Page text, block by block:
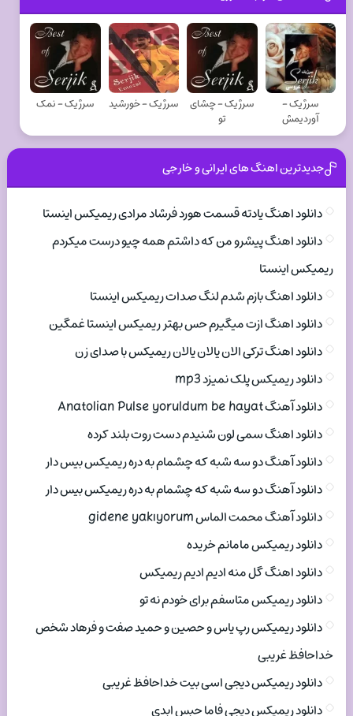
سرژیک -
آوردیمش
سرژیک - چشای
تو
سرژیک - خورشید سرژیک - نمک
جدیدترین اهنگ های ایرانی و خارجی
دانلود اهنگ یادته قسمت هورد فرشاد مرادی ریمیکس اینستا
دانلود اهنگ پیشرو من که داشتم همه چیو درست میکردم
ریمیکس اینستا
دانلود اهنگ بازم شدم لنگ صدات ریمیکس اینستا
دانلود اهنگ ازت میگیرم حس بهتر ریمیکس اینستا غمگین
دانلود اهنگ ترکی الان یالان یالان ریمیکس با صدای زن
دانلود ریمیکس پلک نمیزد mp3
دانلود آهنگ Anatolian Pulse yoruldum be hayat
دانلود اهنگ سمی لون شنیدم دست روت بلند کرده
دانلود آهنگ دو سه شبه که چشمام به دره ریمیکس بیس دار
دانلود آهنگ دو سه شبه که چشمام به دره ریمیکس بیس دار
دانلود آهنگ محمت الماس gidene yakıyorum
دانلود ریمیکس مامانم خریده
دانلود اهنگ گل منه ادیم ادیم ریمیکس
دانلود ریمیکس متاسفم برای خودم نه تو
دانلود ریمیکس رپ یاس و حصین و حمید صفت و فرهاد شخص
خداحافظ غریبی
دانلود ریمیکس دیجی اسی بیت خداحافظ غریبی
دانلود ریمیکس دیجی فاما حبس ابدی